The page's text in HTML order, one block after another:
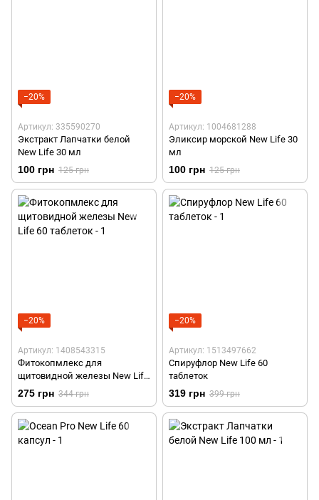
−20%
Артикул: 335590270
Экстракт Лапчатки белой
New Life 30 мл
100 грн 125 грн
−20%
Артикул: 1004681288
Эликсир морской New Life 30
мл
100 грн 125 грн
−20%
Артикул: 1408543315
Фитокопмлекс для
щитовидной железы New Life
60 таблеток
275 грн 344 грн
−20%
Артикул: 1513497662
Спируфлор New Life 60
таблеток
319 грн 399 грн